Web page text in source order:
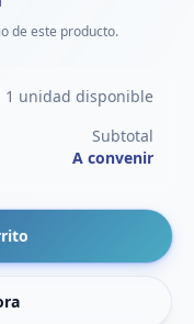
de este producto.
1 unidad disponible
Subtotal
A convenir